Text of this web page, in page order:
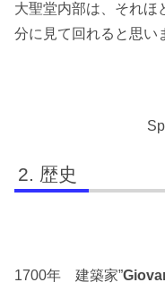
大聖堂内部は、それほ
分に見て回れると思い
歴史
1700年 建築家”